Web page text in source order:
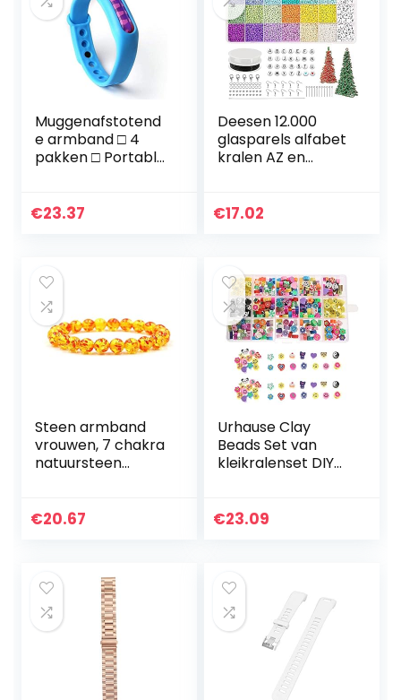
Muggenafstotend
e armband □ 4
pakken □ Portable
Kinderen muggen
€23.37
Deesen 12.000
glasparels alfabet
kralen AZ en
doe-het-zelf
€17.02
Steen armband
vrouwen, 7 chakra
natuursteen
armbanden
€20.67
Urhause Clay
Beads Set van
kleikralenset DIY
maken 300 stuks
€23.09